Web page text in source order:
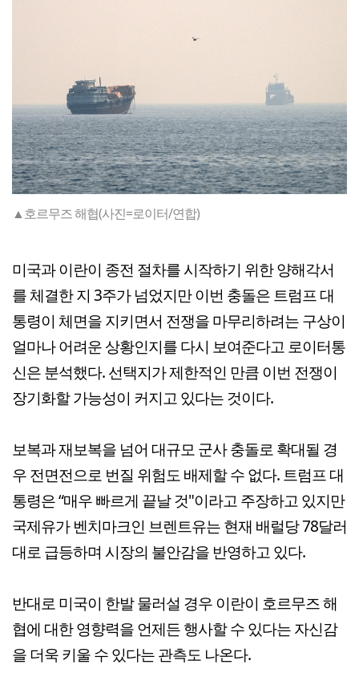
▲호르무즈 해협(사진=로이터/연합)
미국과 이란이 종전 절차를 시작하기 위한 양해각서
를 체결한 지 3주가 넘었지만 이번 충돌은 트럼프 대
통령이 체면을 지키면서 전쟁을 마무리하려는 구상이
얼마나 어려운 상황인지를 다시 보여준다고 로이터통
신은 분석했다. 선택지가 제한적인 만큼 이번 전쟁이
장기화할 가능성이 커지고 있다는 것이다.
보복과 재보복을 넘어 대규모 군사 충돌로 확대될 경
우 전면전으로 번질 위험도 배제할 수 없다. 트럼프 대
통령은 “매우 빠르게 끝날 것"이라고 주장하고 있지만
국제유가 벤치마크인 브렌트유는 현재 배럴당 78달러
대로 급등하며 시장의 불안감을 반영하고 있다.
반대로 미국이 한발 물러설 경우 이란이 호르무즈 해
협에 대한 영향력을 언제든 행사할 수 있다는 자신감
을 더욱 키울 수 있다는 관측도 나온다.